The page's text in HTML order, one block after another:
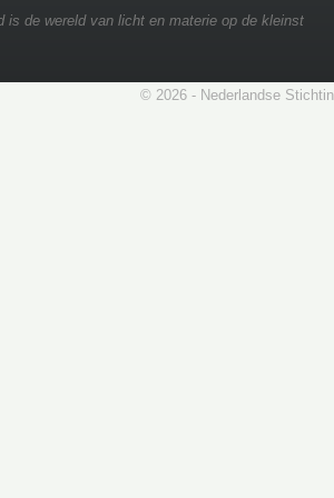
is de wereld van licht en materie op de kleinst
© 2026 - Nederlandse